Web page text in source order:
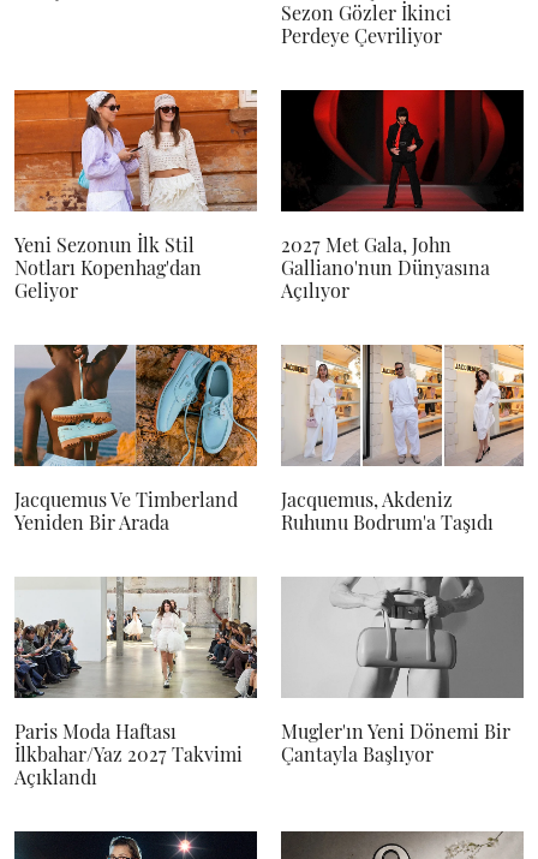
Sezon Gözler İkinci
Perdeye Çevriliyor
Yeni Sezonun İlk Stil
Notları Kopenhag'dan
Geliyor
2027 Met Gala, John
Galliano'nun Dünyasına
Açılıyor
Jacquemus Ve Timberland
Yeniden Bir Arada
Jacquemus, Akdeniz
Ruhunu Bodrum'a Taşıdı
Paris Moda Haftası
İlkbahar/Yaz 2027 Takvimi
Açıklandı
Mugler'ın Yeni Dönemi Bir
Çantayla Başlıyor